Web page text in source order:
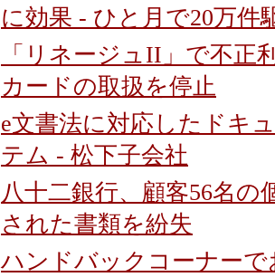
に効果 - ひと月で20万件
「リネージュII」で不正
カードの取扱を停止
e文書法に対応したドキ
テム - 松下子会社
八十二銀行、顧客56名の
された書類を紛失
ハンドバックコーナー